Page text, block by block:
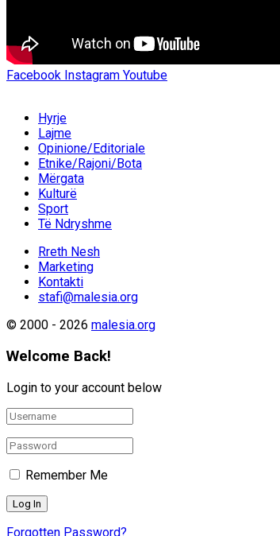
Facebook Instagram Youtube
Hyrje
Lajme
Opinione/Editoriale
Etnike/Rajoni/Bota
Mërgata
Kulturë
Sport
Të Ndryshme
Rreth Nesh
Marketing
Kontakti
stafi@malesia.org
© 2000 - 2026 malesia.org
Welcome Back!
Login to your account below
Remember Me
Forgotten Password?